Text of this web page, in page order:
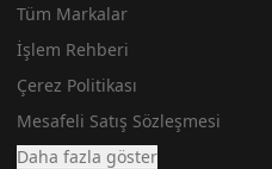
Tüm Markalar
İşlem Rehberi
Çerez Politikası
Mesafeli Satış Sözleşmesi
Daha fazla göster